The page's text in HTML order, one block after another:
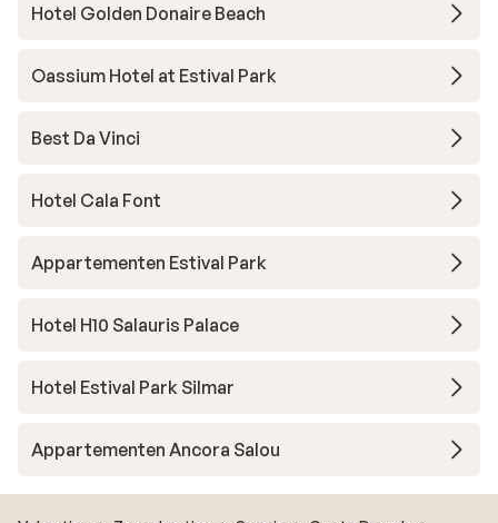
Hotel Golden Donaire Beach
Oassium Hotel at Estival Park
Best Da Vinci
Hotel Cala Font
Appartementen Estival Park
Hotel H10 Salauris Palace
Hotel Estival Park Silmar
Appartementen Ancora Salou